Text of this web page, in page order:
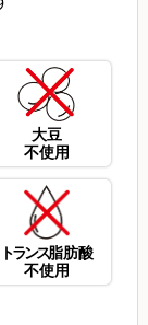
大豆
不使用
トランス脂肪酸
不使用